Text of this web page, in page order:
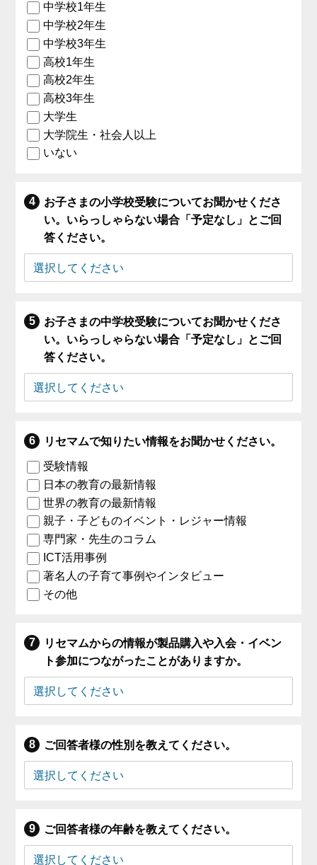
中学校1年生
中学校2年生
中学校3年生
高校1年生
高校2年生
高校3年生
大学生
大学院生・社会人以上
いない
お子さまの小学校受験についてお聞かせくださ
い。いらっしゃらない場合「予定なし」とご回
答ください。
お子さまの中学校受験についてお聞かせくださ
い。いらっしゃらない場合「予定なし」とご回
答ください。
リセマムで知りたい情報をお聞かせください。
受験情報
日本の教育の最新情報
世界の教育の最新情報
親子・子どものイベント・レジャー情報
専門家・先生のコラム
ICT活用事例
著名人の子育て事例やインタビュー
その他
リセマムからの情報が製品購入や入会・イベン
ト参加につながったことがありますか。
ご回答者様の性別を教えてください。
ご回答者様の年齢を教えてください。